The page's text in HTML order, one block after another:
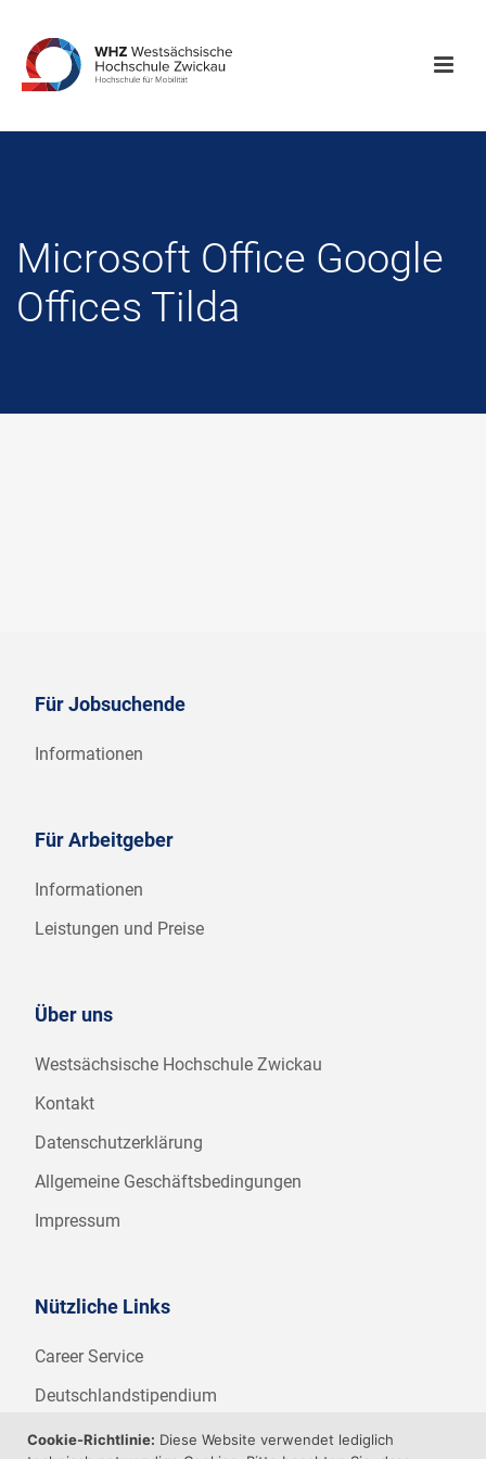
Microsoft Office Google
Offices Tilda
Für Jobsuchende
Informationen
Für Arbeitgeber
Informationen
Leistungen und Preise
Über uns
Westsächsische Hochschule Zwickau
Kontakt
Datenschutzerklärung
Allgemeine Geschäftsbedingungen
Impressum
Nützliche Links
Career Service
Deutschlandstipendium
WHZ Firmenstipendium
Cookie-Richtlinie: Diese Website verwendet lediglich